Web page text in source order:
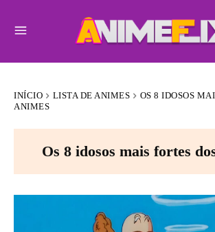
INÍCIO LISTA DE ANIMES
OS 8 IDOSOS
ANIMES
Os 8 idosos mais fortes